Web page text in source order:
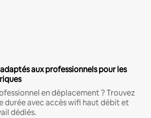
aux professionnels pour les
en déplacement ? Trouvez
durée avec accès wifi haut débit et
dédiés.